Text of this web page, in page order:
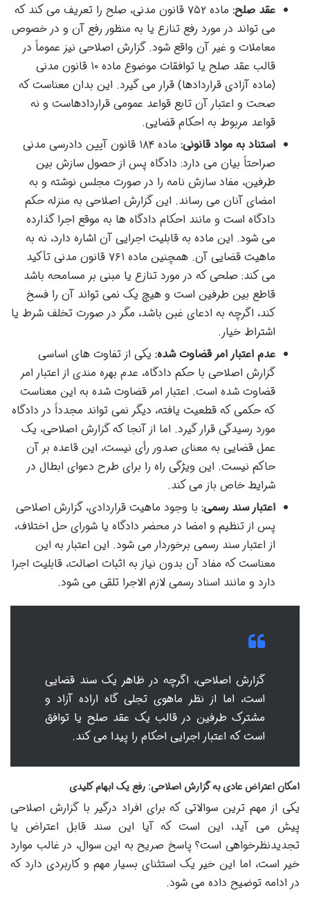
عقد صلح:
ماده ۷۵۲ قانون مدنی، صلح را تعریف می کند که
می تواند در مورد رفع تنازع یا به منظور رفع آن و در خصوص
معاملات و غیر آن واقع شود. گزارش اصلاحی نیز عموماً در
قالب عقد صلح یا توافقات موضوع ماده ۱۰ قانون مدنی
(ماده آزادی قراردادها) قرار می گیرد. این بدان معناست که
صحت و اعتبار آن تابع قواعد عمومی قراردادهاست و نه
قواعد مربوط به احکام قضایی.
استناد به مواد قانونی:
ماده ۱۸۴ قانون آیین دادرسی مدنی
صراحتاً بیان می دارد: دادگاه پس از حصول سازش بین
طرفین، مفاد سازش نامه را در صورت مجلس نوشته و به
امضای آنان می رساند. این گزارش اصلاحی به منزله حکم
دادگاه است و مانند احکام دادگاه ها به موقع اجرا گذارده
می شود. این ماده به قابلیت اجرایی آن اشاره دارد، نه به
ماهیت قضایی آن. همچنین ماده ۷۶۱ قانون مدنی تأکید
می کند: صلحی که در مورد تنازع یا مبنی بر مسامحه باشد
قاطع بین طرفین است و هیچ یک نمی تواند آن را فسخ
کند، اگرچه به ادعای غبن باشد، مگر در صورت تخلف شرط یا
اشتراط خیار.
عدم اعتبار امر قضاوت شده: یکی از تفاوت های اساسی
گزارش اصلاحی با حکم دادگاه، عدم بهره مندی از اعتبار امر
قضاوت شده است. اعتبار امر قضاوت شده به این معناست
که حکمی که قطعیت یافته، دیگر نمی تواند مجدداً در دادگاه
مورد رسیدگی قرار گیرد. اما از آنجا که گزارش اصلاحی، یک
عمل قضایی به معنای صدور رأی نیست، این قاعده بر آن
حاکم نیست. این ویژگی راه را برای طرح دعوای ابطال در
شرایط خاص باز می کند.
اعتبار سند رسمی: با وجود ماهیت قراردادی، گزارش اصلاحی
پس از تنظیم و امضا در محضر دادگاه یا شورای حل اختلاف،
از اعتبار سند رسمی برخوردار می شود. این اعتبار به این
معناست که مفاد آن بدون نیاز به اثبات اصالت، قابلیت اجرا
دارد و مانند اسناد رسمی لازم الاجرا تلقی می شود.
گزارش اصلاحی، اگرچه در ظاهر یک سند قضایی
است، اما از نظر ماهوی تجلی گاه اراده آزاد و
مشترک طرفین در قالب یک عقد صلح یا توافق
است که اعتبار اجرایی احکام را پیدا می کند.
امکان اعتراض عادی به گزارش اصلاحی: رفع یک ابهام کلیدی
یکی از مهم ترین سوالاتی که برای افراد درگیر با گزارش اصلاحی
پیش می آید، این است که آیا این سند قابل اعتراض یا
تجدیدنظرخواهی است؟ پاسخ صریح به این سوال، در غالب موارد
خیر است، اما این خیر یک استثنای بسیار مهم و کاربردی دارد که
در ادامه توضیح داده می شود.